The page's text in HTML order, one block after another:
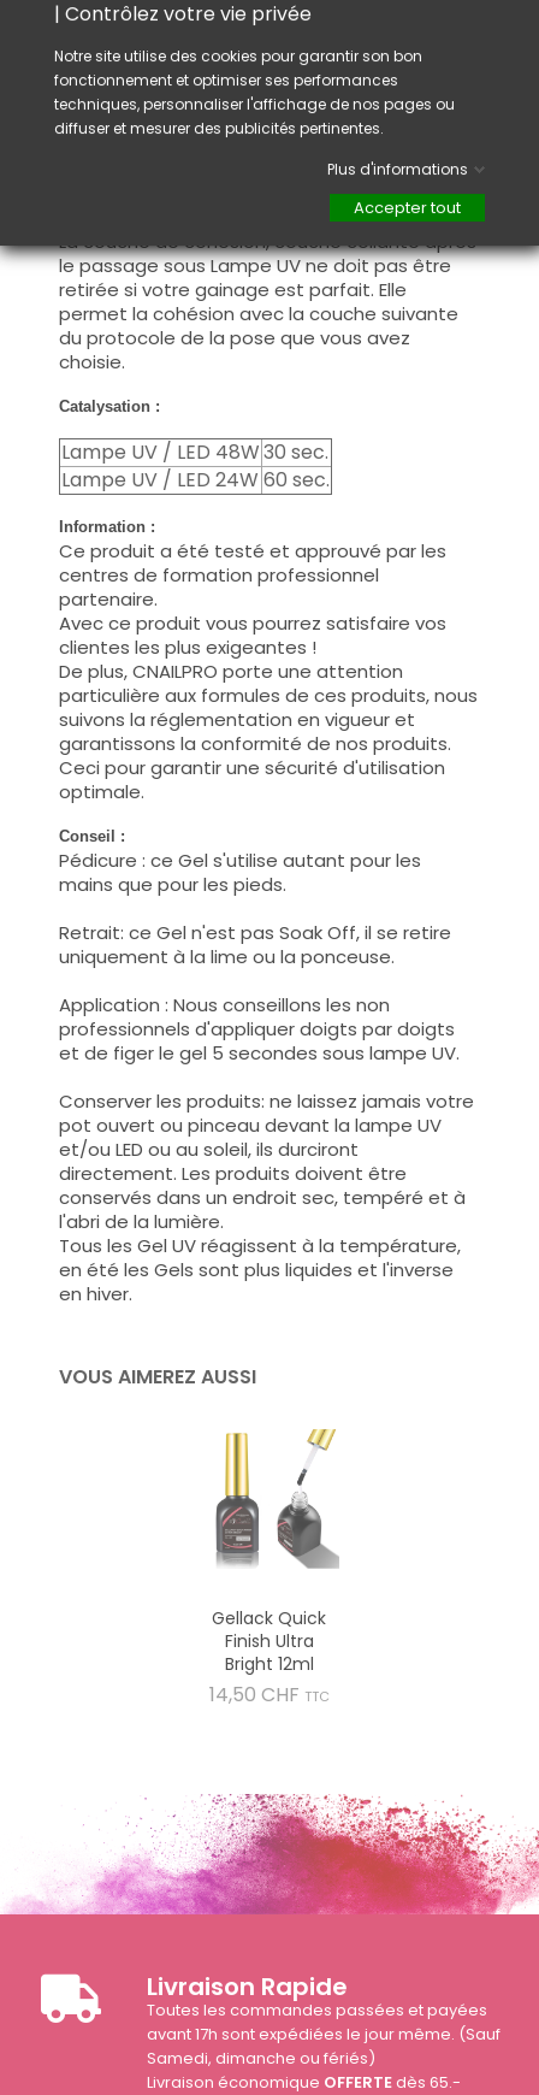
lampe UV et/ou LED pour assurer un
durcissement complet.
Couche de cohésion : Après votre
construction, si votre apex (bombé) présente
des imperfections, dégraissez la couche de
cohésion avant de limer pour redonner la
forme que vous souhaitez et continuez avec
le protocole de la pose que vous avez choisi.
La couche de cohésion, couche collante après
le passage sous Lampe UV ne doit pas être
retirée si votre gainage est parfait. Elle
permet la cohésion avec la couche suivante
du protocole de la pose que vous avez
choisie.
Catalysation :
Lampe UV / LED 48W30 sec.
Lampe UV / LED 24W 60 sec.
Information :
Ce produit a été testé et approuvé par les
centres de formation professionnel
partenaire.
Avec ce produit vous pourrez satisfaire vos
clientes les plus exigeantes !
De plus, CNAILPRO porte une attention
particulière aux formules de ces produits, nous
suivons la réglementation en vigueur et
garantissons la conformité de nos produits.
Ceci pour garantir une sécurité d'utilisation
optimale.
Conseil :
Pédicure : ce Gel s'utilise autant pour les
mains que pour les pieds.
Retrait: ce Gel n'est pas Soak Off, il se retire
uniquement à la lime ou la ponceuse.
Application : Nous conseillons les non
professionnels d'appliquer doigts par doigts
et de figer le gel 5 secondes sous lampe UV.
Conserver les produits: ne laissez jamais votre
pot ouvert ou pinceau devant la lampe UV
et/ou LED ou au soleil, ils durciront
directement. Les produits doivent être
conservés dans un endroit sec, tempéré et à
l'abri de la lumière.
Tous les Gel UV réagissent à la température,
en été les Gels sont plus liquides et l'inverse
en hiver.
VOUS AIMEREZ AUSSI
Gellack Quick
Finish Ultra
Bright 12ml
14,50 CHF Prix
TTC
Livraison Rapide
Toutes les commandes passées et payées
avant 17h sont expédiées le jour même. (Sauf
Samedi, dimanche ou fériés)
Livraison économique OFFERTEdès 65.-
| Contrôlez votre vie privée
Notre site utilise des cookies pour garantir son bon
fonctionnement et optimiser ses performances
techniques, personnaliser l'affichage de nos pages ou
diffuser et mesurer des publicités pertinentes.
Plus d'informations
Accepter tout